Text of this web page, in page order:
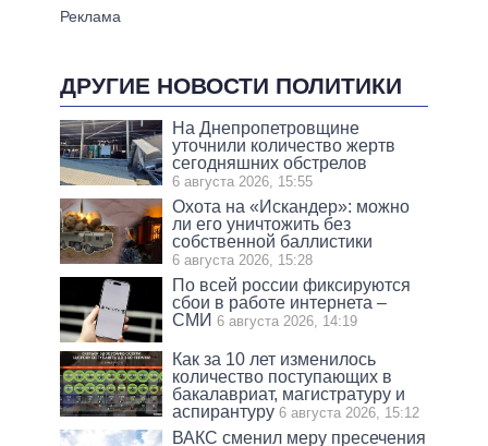
ДРУГИЕ НОВОСТИ ПОЛИТИКИ
На Днепропетровщине
уточнили количество жертв
сегодняшних обстрелов
6 августа 2026, 15:55
Охота на «Искандер»: можно
ли его уничтожить без
собственной баллистики
6 августа 2026, 15:28
По всей россии фиксируются
сбои в работе интернета –
СМИ 6 августа 2026, 14:19
Как за 10 лет изменилось
количество поступающих в
бакалавриат, магистратуру и
аспирантуру 6 августа 2026, 15:12
ВАКС сменил меру пресечения